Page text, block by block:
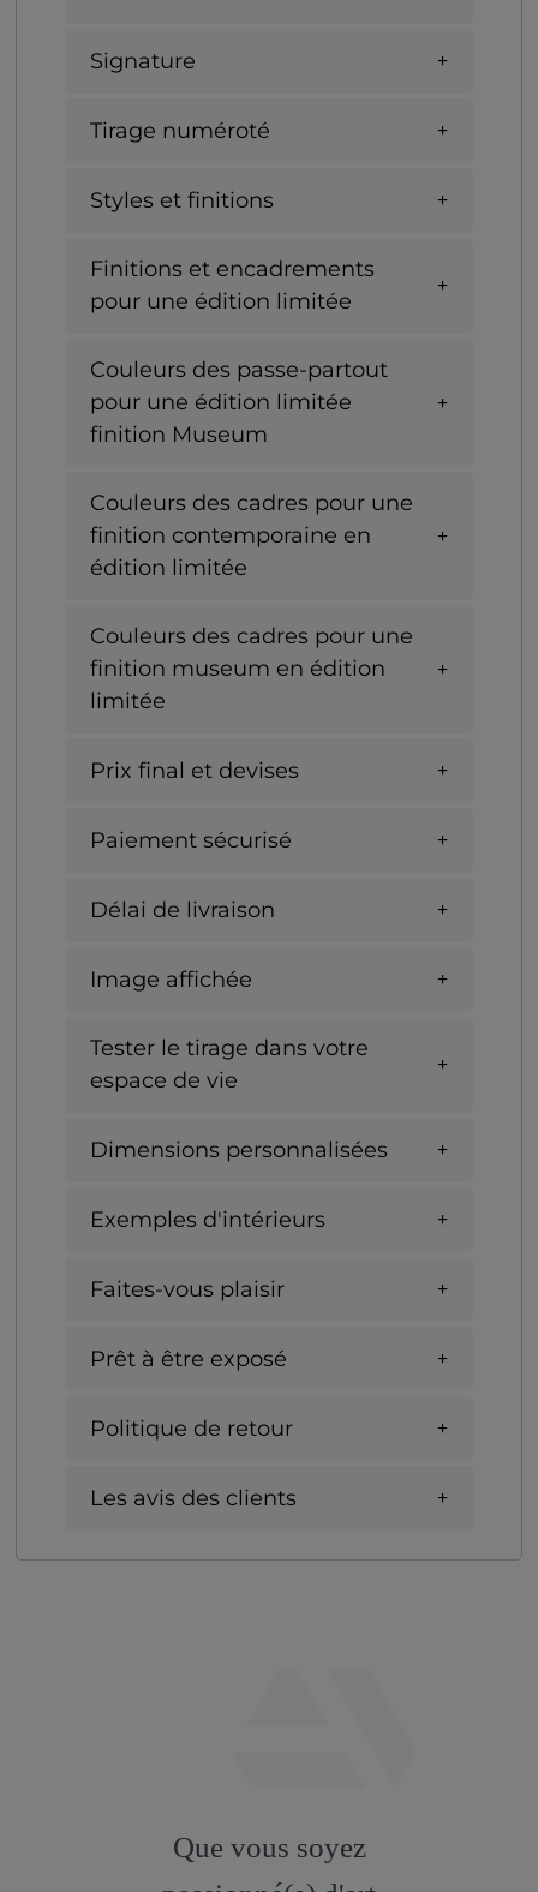
Signature
Tirage numéroté
Styles et finitions
Finitions et encadrements
pour une édition limitée
Couleurs des passe-partout
pour une édition limitée
finition Museum
Couleurs des cadres pour une
finition contemporaine en
édition limitée
Couleurs des cadres pour une
finition museum en édition
limitée
Prix final et devises
Paiement sécurisé
Délai de livraison
Image affichée
Tester le tirage dans votre
espace de vie
Dimensions personnalisées
Exemples d'intérieurs
Faites-vous plaisir
Prêt à être exposé
Politique de retour
Les avis des clients
artstation
Que vous soyez